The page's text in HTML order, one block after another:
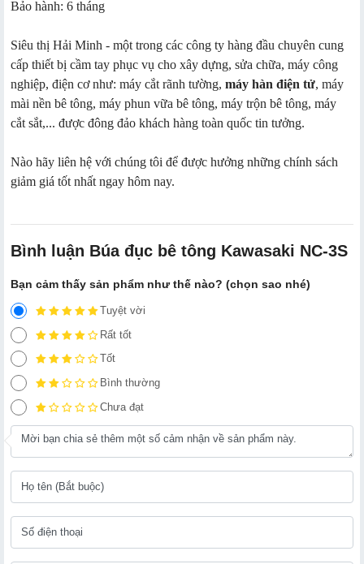
Bảo hành: 6 tháng
Siêu thị Hải Minh - một trong các công ty hàng đầu chuyên cung
cấp thiết bị cầm tay phục vụ cho xây dựng, sửa chữa, máy công
nghiệp, điện cơ như: máy cắt rãnh tường, máy hàn điện tử, máy
mài nền bê tông, máy phun vữa bê tông, máy trộn bê tông, máy
cắt sắt,... được đông đảo khách hàng toàn quốc tin tưởng.
Nào hãy liên hệ với chúng tôi để được hưởng những chính sách
giảm giá tốt nhất ngay hôm nay.
Bình luận Búa đục bê tông Kawasaki NC-3S
Bạn cảm thấy sản phẩm như thế nào? (chọn sao nhé)
Tuyệt vời
Rất tốt
Tốt
Bình thường
Chưa đạt